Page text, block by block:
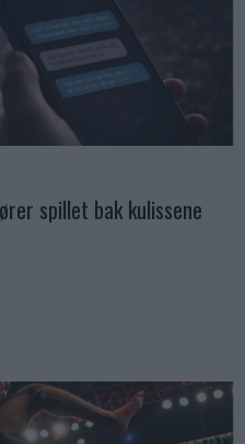
spillet bak kulissene